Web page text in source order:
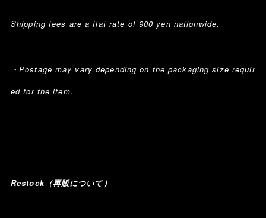
Shipping fees are a flat rate of 900 yen nationwide.
・Postage may vary depending on the packaging size requir
ed for the item.
Restock（再販について）